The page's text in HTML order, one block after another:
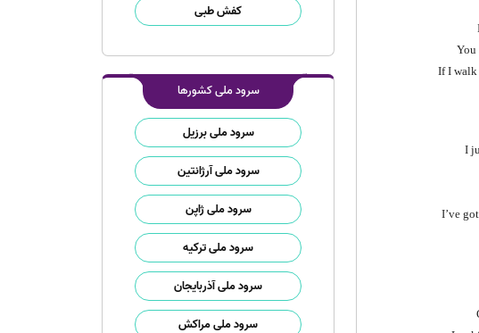
If I
I
I’ve
کفش طبی
سرود ملی کشورها
سرود ملی برزیل
سرود ملی آرژانتین
سرود ملی ژاپن
سرود ملی ترکیه
سرود ملی آذربایجان
سرود ملی مراکش